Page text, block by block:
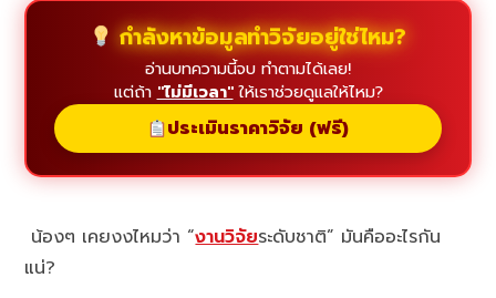
กำลังหาข้อมูลทำวิจัยอยู่ใช่ไหม?
อ่านบทความนี้จบ ทำตามได้เลย!
แต่ถ้า "ไม่มีเวลา"ให้เราช่วยดูแลให้ไหม?
ประเมินราคาวิจัย (ฟรี)
น้องๆ เคยงงไหมว่า “งานวิจัยระดับชาติ” มันคืออะไรกัน
แน่?